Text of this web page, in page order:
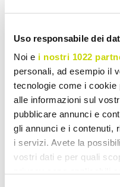
Uso responsabile dei
Noi e i nostri 1022
personali, ad esempio il
tecnologie come i
alle informazioni sul
pubblicare annunci e
gli annunci e i contenuti,
i servizi. Avete la
vostri dati e per quali
VIADURINI LIVING
Udtrækkelig konsol til 307
cm i Made in Italy
træmikropartikler - Corona
kr 9.194,15 kr 11.492,71
- 20%